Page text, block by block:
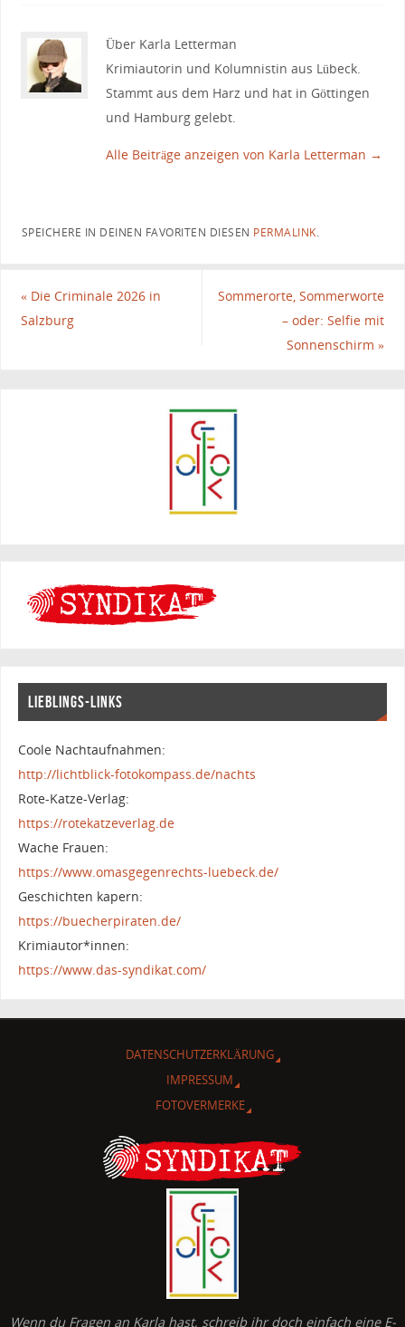
Über Karla Letterman
Krimiautorin und Kolumnistin aus Lübeck.
Stammt aus dem Harz und hat in Göttingen
und Hamburg gelebt.
Alle Beiträge anzeigen von Karla Letterman →
SPEICHERE IN DEINEN FAVORITEN DIESEN PERMALINK.
«Die Criminale 2026 in
Salzburg
Sommerorte, Sommerworte
– oder: Selfie mit
Sonnenschirm»
LIEBLINGS-LINKS
Coole Nachtaufnahmen:
http://lichtblick-fotokompass.de/nachts
Rote-Katze-Verlag:
https://rotekatzeverlag.de
Wache Frauen:
https://www.omasgegenrechts-luebeck.de/
Geschichten kapern:
https://buecherpiraten.de/
Krimiautor*innen:
https://www.das-syndikat.com/
DATENSCHUTZERKLÄRUNG
IMPRESSUM
FOTOVERMERKE
Wenn du Fragen an Karla hast, schreib ihr doch einfach eine E-